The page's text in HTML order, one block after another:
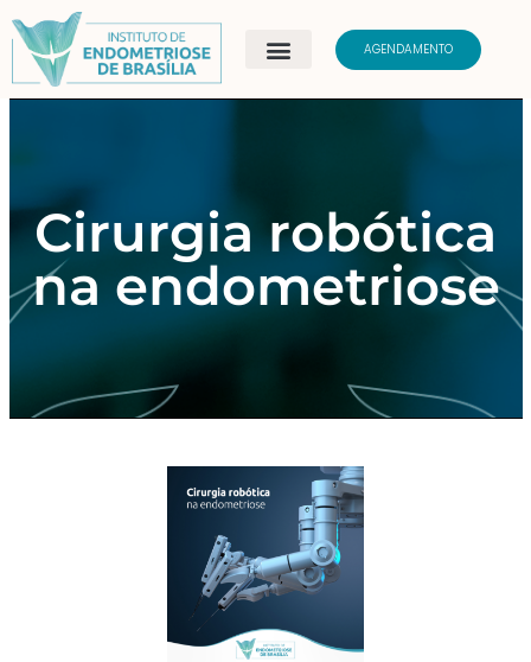
AGENDAMENTO
Cirurgia robótica
na endometriose